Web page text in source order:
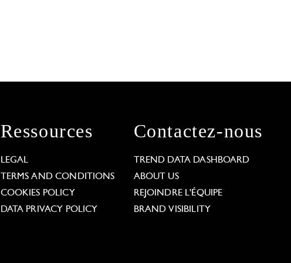
Ressources
LEGAL
TERMS AND CONDITIONS
COOKIES POLICY
DATA PRIVACY POLICY
Contactez-nous
TREND DATA DASHBOARD
ABOUT US
REJOINDRE L'ÉQUIPE
BRAND VISIBILITY